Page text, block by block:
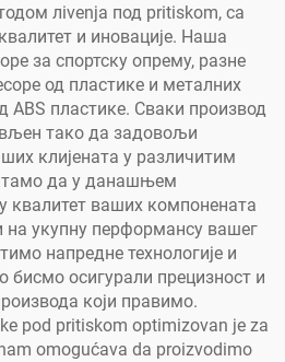
лivenja под pritiskom, са
и иновације. Наша
за спортску опрему, разне
од пластике и металних
ABS пластике. Сваки производ
тако да задовољи
клијената у различитим
да у данашњем
квалитет ваших компонената
на укупну перформансу вашег
напредне технологије и
бисмо осигурали прецизност и
који правимо.
pod pritiskom optimizovan je za
omogućava da proizvodimo